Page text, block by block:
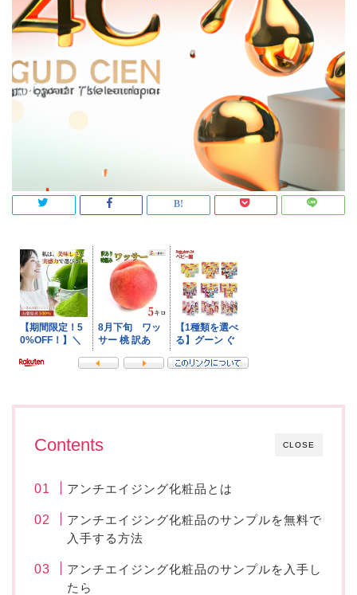
CLOSE
Contents
アンチエイジング化粧品とは
アンチエイジング化粧品のサンプルを無料で
入手する方法
アンチエイジング化粧品のサンプルを入手し
たら